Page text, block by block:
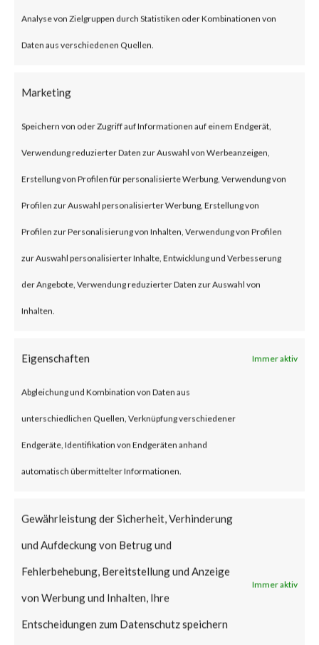
Analyse von Zielgruppen durch Statistiken oder Kombinationen von
Daten aus verschiedenen Quellen.
Marketing
Speichern von oder Zugriff auf Informationen auf einem Endgerät,
Verwendung reduzierter Daten zur Auswahl von Werbeanzeigen,
Erstellung von Profilen für personalisierte Werbung, Verwendung von
Profilen zur Auswahl personalisierter Werbung, Erstellung von
Profilen zur Personalisierung von Inhalten, Verwendung von Profilen
zur Auswahl personalisierter Inhalte, Entwicklung und Verbesserung
der Angebote, Verwendung reduzierter Daten zur Auswahl von
Inhalten.
Eigenschaften Immer aktiv
Abgleichung und Kombination von Daten aus
unterschiedlichen Quellen, Verknüpfung verschiedener
Endgeräte, Identifikation von Endgeräten anhand
automatisch übermittelter Informationen.
Gewährleistung der Sicherheit, Verhinderung
und Aufdeckung von Betrug und
Fehlerbehebung, Bereitstellung und Anzeige
von Werbung und Inhalten, Ihre
Entscheidungen zum Datenschutz speichern
Immer aktiv
firmware versions before 1.1.4
Build 20230219 that allows an
inject commands and obtain
root access via a POST request.
The issue has been assigned
CVE-2023-1389. The
vulnerability has a CVSS base
score of 8.8 and is rated HIGH.
Why is this significant?
attackers have reportedly
1389 in real time attacks.
Furthermore, proof-of-concept
(PoC) code is publicly available,
and various reports have stated
added the vulnerability to their